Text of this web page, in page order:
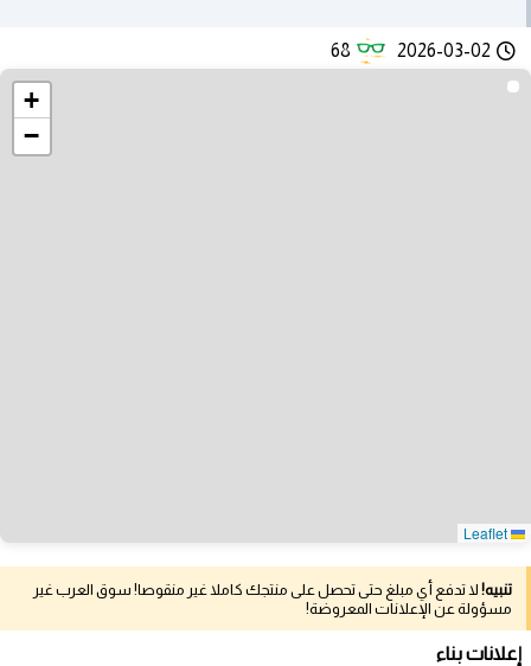
2026-03-02
68
+
−
تنبيه! لا تدفع أي مبلغ حتى تحصل على منتجك كاملا غير منقوصا! سوق العرب غير
مسؤولة عن الإعلانات المعروضة!
إعلانات بناء